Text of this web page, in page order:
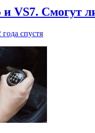
и VS7. Смогут
года спустя